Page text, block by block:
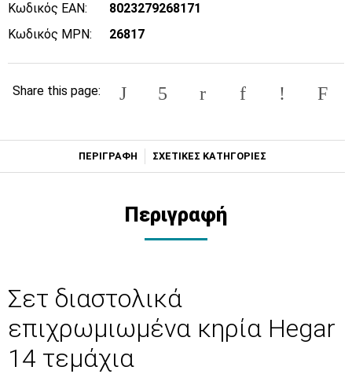
Κωδικός EAN:
8023279268171
Κωδικός MPN:
26817
Share this page:
ΠΕΡΙΓΡΑΦΗ ΣΧΕΤΙΚΕΣ ΚΑΤΗΓΟΡΙΕΣ
Περιγραφή
Σετ διαστολικά
επιχρωμιωμένα κηρία Hegar
14 τεμάχια